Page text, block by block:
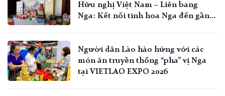
Hữu nghị Việt Nam – Liên bang
Nga: Kết nối tinh hoa Nga đến gần
Người dân Lào hào hứng với các
món ăn truyền thống “pha” vị Nga
tại VIETLAO EXPO 2026